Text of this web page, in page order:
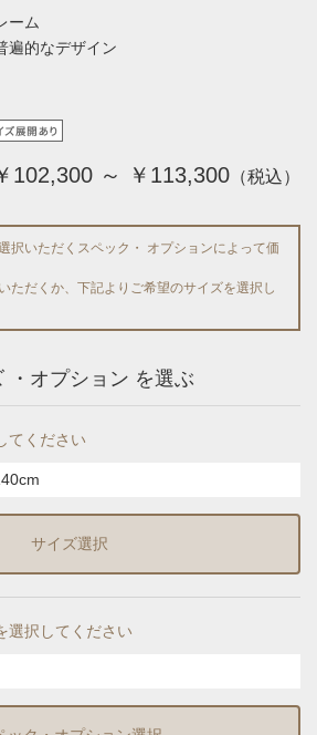
ーム
遍的なデザイン
102,300 ～ ￥113,300 （税込）
択いただくスペック・ オプションによって価
ただくか、下記よりご希望のサイズを選択し
・オプション を選ぶ
てください
サイズ選択
選択してください